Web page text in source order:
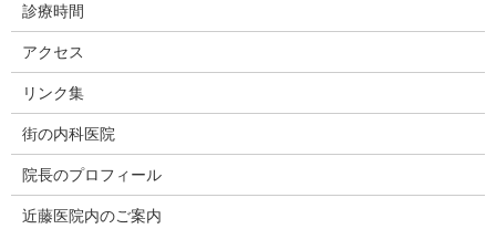
診療時間
アクセス
リンク集
街の内科医院
院長のプロフィール
近藤医院内のご案内